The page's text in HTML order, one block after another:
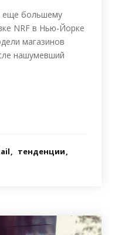
еще большему
NRF в Нью-Йорке
магазинов
нашумевший
тенденции